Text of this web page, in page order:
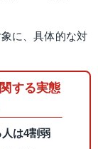
に、具体的な対
する実態
は4割弱